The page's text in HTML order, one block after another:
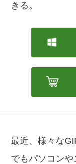
きる。
最近、様々な
でもパソコン